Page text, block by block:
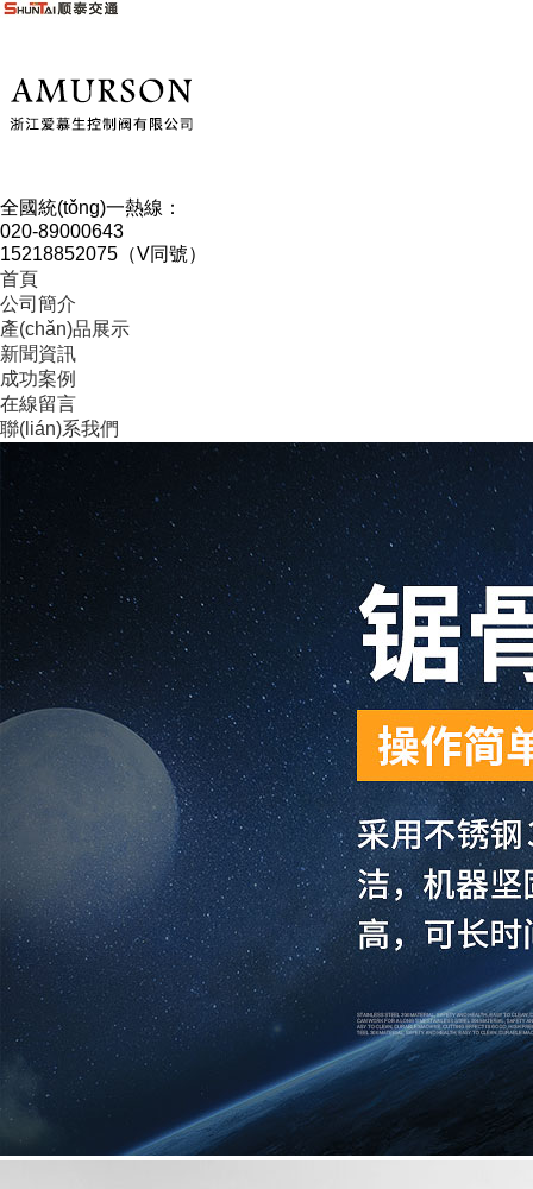
全國統(tǒng)一熱線：
020-89000643
15218852075（V同號）
首頁
公司簡介
產(chǎn)品展示
新聞資訊
成功案例
在線留言
聯(lián)系我們